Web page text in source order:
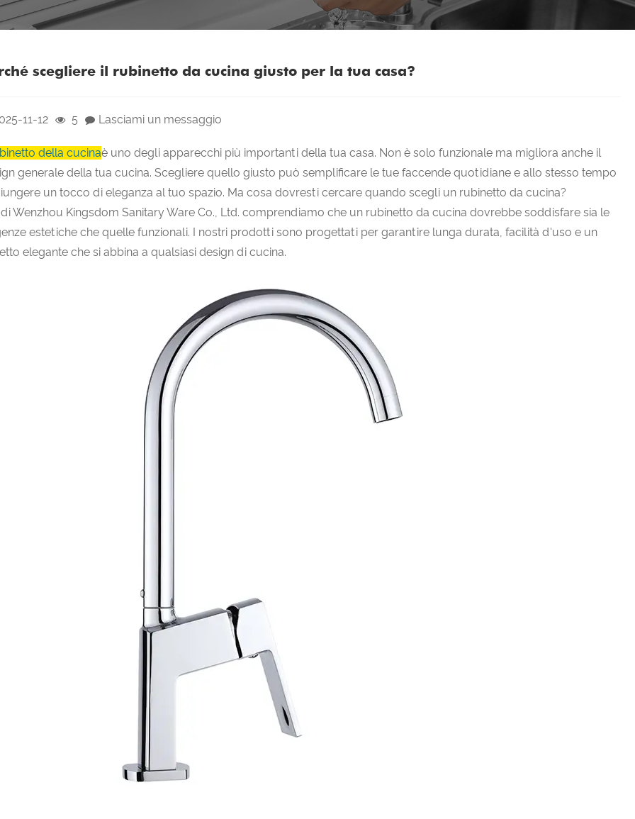
scegliere il rubinetto da cucina giusto per la tua casa?
11-12 5 Lasciami un messaggio
della cucinaè uno degli apparecchi più importanti della tua casa. Non è solo funzionale ma migliora anche il
generale della tua cucina. Scegliere quello giusto può semplificare le tue faccende quotidiane e allo stesso tempo
un tocco di eleganza al tuo spazio. Ma cosa dovresti cercare quando scegli un rubinetto da cucina?
Wenzhou Kingsdom Sanitary Ware Co., Ltd. comprendiamo che un rubinetto da cucina dovrebbe soddisfare sia le
estetiche che quelle funzionali. I nostri prodotti sono progettati per garantire lunga durata, facilità d'uso e un
elegante che si abbina a qualsiasi design di cucina.